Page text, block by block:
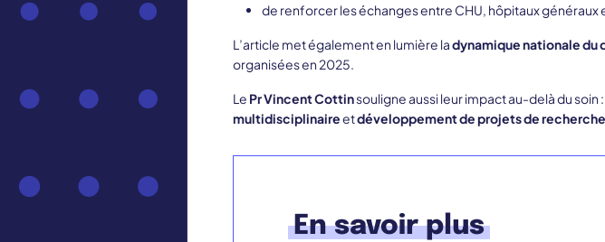
de renforcer les échanges entre CHU, hôpitaux généraux
L’article met également en lumière ladynamique nationale du
organisées en 2025.
Le Pr Vincent Cottinsouligne aussi leur impact au-delà du soin :
multidisciplinaireetdéveloppement de projets de
En savoir plus